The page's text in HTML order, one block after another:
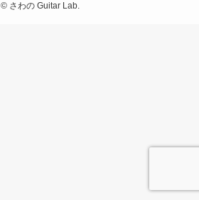
©さわの Guitar Lab.